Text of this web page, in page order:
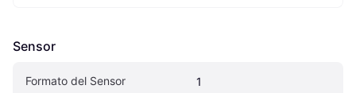
Sensor
Formato del Sensor 1